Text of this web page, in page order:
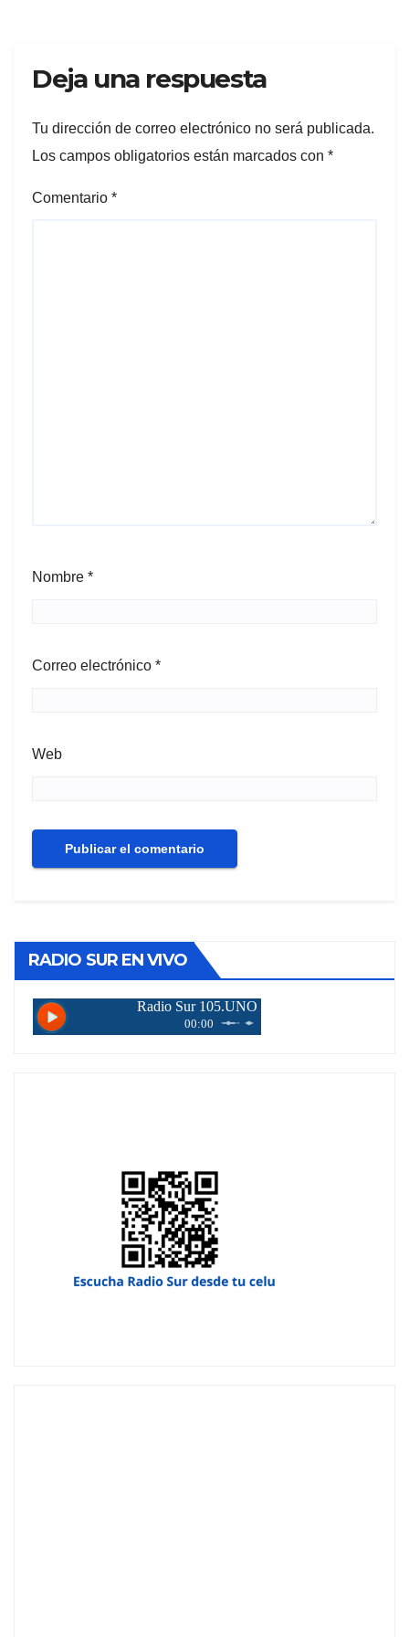
Deja una respuesta
Tu dirección de correo electrónico no será publicada.
Los campos obligatorios están marcados con *
Comentario *
Nombre *
Correo electrónico *
Web
RADIO SUR EN VIVO